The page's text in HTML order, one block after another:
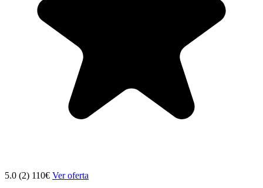
5.0 (2) 110€ Ver oferta